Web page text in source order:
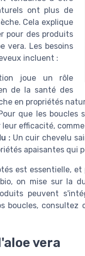
ont plus de
Cela explique
pour des produits
vera. Les besoins
incluent :
joue un rôle
de la santé des
en propriétés
que les boucles
efficacité,
:Un cuir chevelu
apaisantes
est essentielle,
on mise sur la
peuvent
boucles, consultez
vera